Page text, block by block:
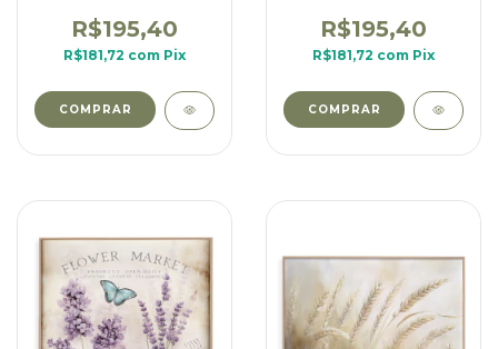
R$195,40
R$181,72 com Pix
COMPRAR
R$195,40
R$181,72 com Pix
COMPRAR